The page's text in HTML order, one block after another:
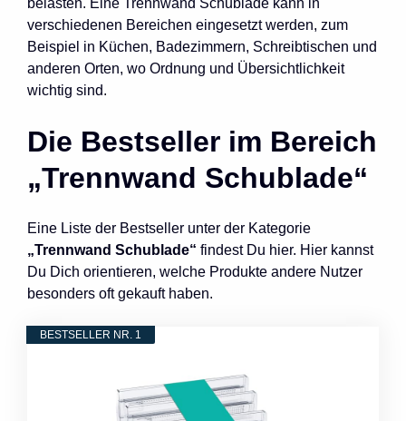
verschiedenen Bereichen eingesetzt werden, zum
Beispiel in Küchen, Badezimmern, Schreibtischen und
anderen Orten, wo Ordnung und Übersichtlichkeit
wichtig sind.
Die Bestseller im Bereich
„Trennwand Schublade“
Eine Liste der Bestseller unter der Kategorie
„Trennwand Schublade“ findest Du hier. Hier kannst
Du Dich orientieren, welche Produkte andere Nutzer
besonders oft gekauft haben.
BESTSELLER NR. 1